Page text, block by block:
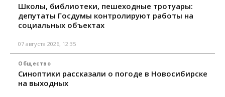
Школы, библиотеки, пешеходные тротуары:
депутаты Госдумы контролируют работы на
социальных объектах
07 августа 2026, 12:35
Общество
Синоптики рассказали о погоде в Новосибирске
на выходных